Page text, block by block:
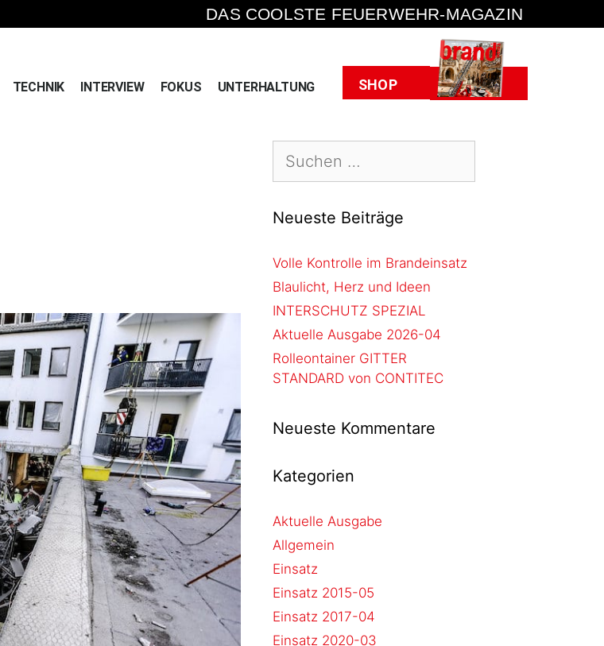
DAS COOLSTE FEUERWEHR-MAGAZIN
TECHNIK INTERVIEW FOKUS UNTERHALTUNG SHOP Heft
Neueste Beiträge
Volle Kontrolle im Brandeinsatz
Blaulicht, Herz und Ideen
INTERSCHUTZ SPEZIAL
Aktuelle Ausgabe 2026-04
Rolleontainer GITTER
STANDARD von CONTITEC
Neueste Kommentare
Kategorien
Aktuelle Ausgabe
Allgemein
Einsatz
Einsatz 2015-05
Einsatz 2017-04
Einsatz 2020-03